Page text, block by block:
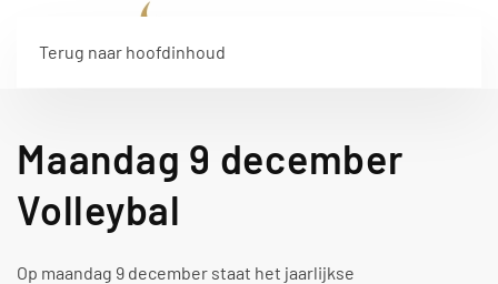
Terug naar hoofdinhoud
Maandag 9 december
Volleybal
Op maandag 9 december staat het jaarlijkse